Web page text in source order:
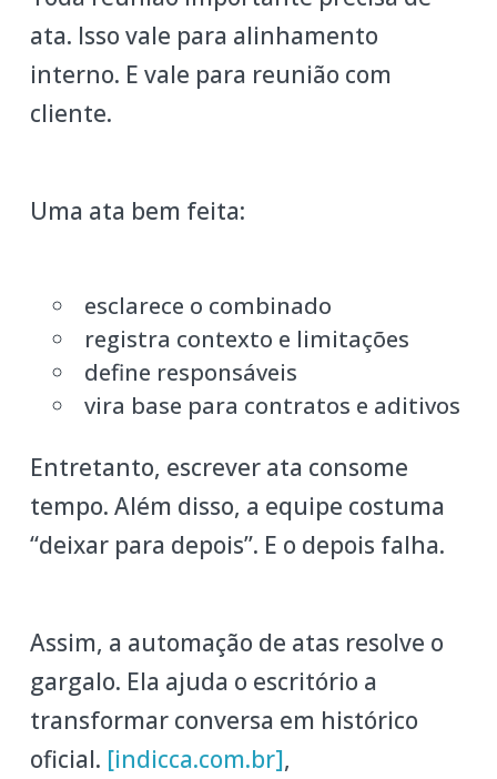
ata. Isso vale para alinhamento
interno. E vale para reunião com
cliente.
Uma ata bem feita:
esclarece o combinado
registra contexto e limitações
define responsáveis
vira base para contratos e aditivos
Entretanto, escrever ata consome
tempo. Além disso, a equipe costuma
“deixar para depois”. E o depois falha.
Assim, a automação de atas resolve o
gargalo. Ela ajuda o escritório a
transformar conversa em histórico
oficial. [indicca.com.br],